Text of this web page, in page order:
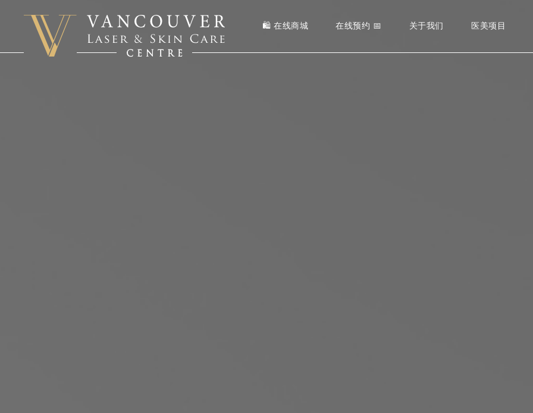
🛍️ 在线商城 在线预约 📅 关于我们
医美培训中心 社区
DR.
医美项目
DERMAL